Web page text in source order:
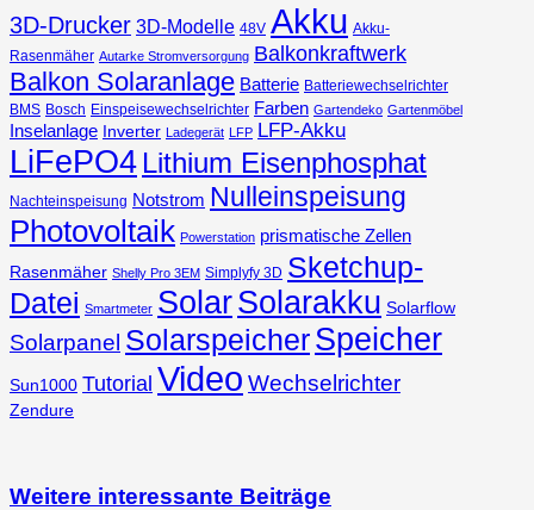
3D-Drucker 3D-Modelle 48V Akku Akku-
Rasenmäher Autarke Stromversorgung Balkonkraftwerk
Balkon Solaranlage Batterie Batteriewechselrichter
BMS Bosch Einspeisewechselrichter Farben Gartendeko Gartenmöbel
Inselanlage Inverter Ladegerät LFP LFP-Akku
LiFePO4 Lithium Eisenphosphat
Nachteinspeisung Notstrom Nulleinspeisung
Photovoltaik Powerstation prismatische Zellen
Rasenmäher Shelly Pro 3EM Simplyfy 3D Sketchup-
Datei Smartmeter SolarSolarakku Solarflow
Solarpanel SolarspeicherSpeicher
Sun1000 Tutorial Video Wechselrichter
Zendure
Weitere interessante Beiträge